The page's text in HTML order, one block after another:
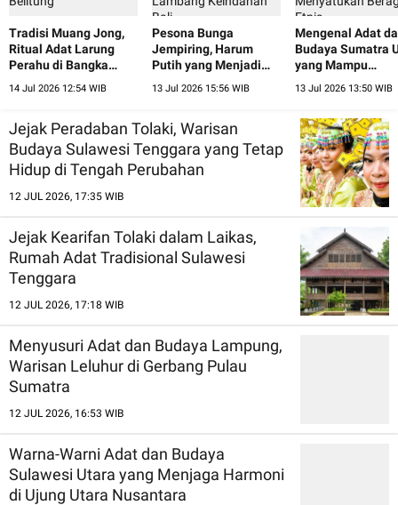
Tradisi Muang Jong,
Ritual Adat Larung
Perahu di Bangka
Belitung
14 Jul 2026 12:54 WIB
Pesona Bunga
Jempiring, Harum
Putih yang Menjadi
Lambang Keindahan
13 Jul 2026 15:56 WIB
Mengenal Adat
Budaya Sumatra
yang Mampu
Menyatukan
13 Jul 2026 13:50 WIB
Jejak Peradaban Tolaki, Warisan
Budaya Sulawesi Tenggara yang Tetap
Hidup di Tengah Perubahan
12 JUL 2026, 17:35 WIB
Jejak Kearifan Tolaki dalam Laikas,
Rumah Adat Tradisional Sulawesi
Tenggara
12 JUL 2026, 17:18 WIB
Menyusuri Adat dan Budaya Lampung,
Warisan Leluhur di Gerbang Pulau
Sumatra
12 JUL 2026, 16:53 WIB
Warna-Warni Adat dan Budaya
Sulawesi Utara yang Menjaga Harmoni
di Ujung Utara Nusantara